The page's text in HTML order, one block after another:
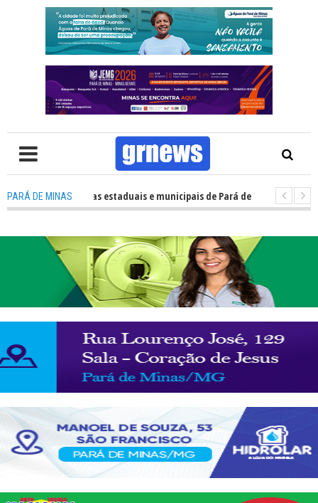
PARÁ DE MINAS
das escolas estaduais e municipais de Pará de Minas no IDEB 2025